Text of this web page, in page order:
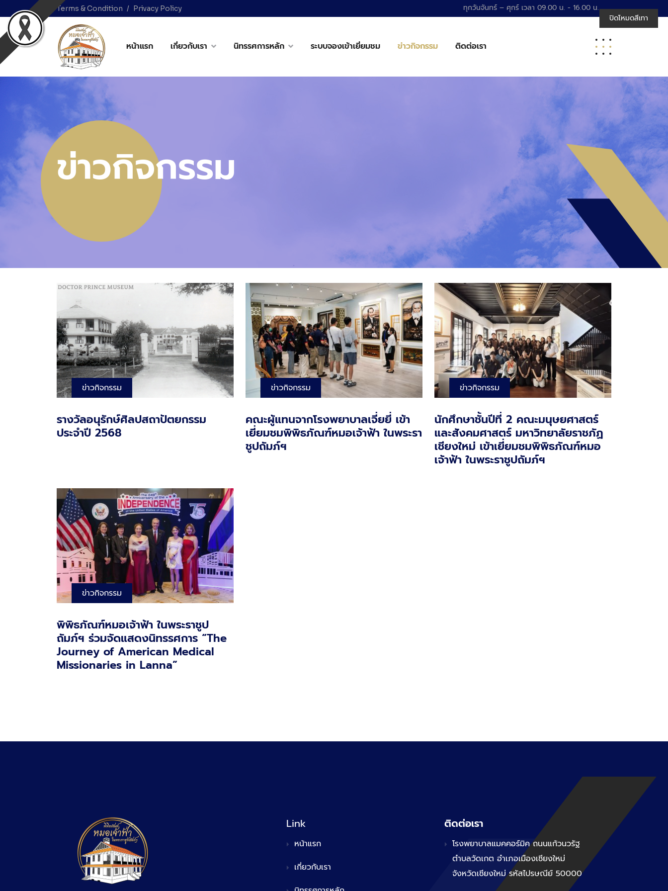
Terms & Condition Privacy Policy ทุกวันจันทร์ – ศุกร์ เวลา 09.00 น. - 16.00 น.
หน้าแรก เกี่ยวกับเรา นิทรรศการหลัก ระบบจองเข้าเยี่ยมชม ข่าวกิจกรรม ติดต่อเรา
ข่าวกิจกรรม
ข่าวกิจกรรม
รางวัลอนุรักษ์ศิลปสถาปัตยกรรม
ประจำปี 2568
ข่าวกิจกรรม
คณะผู้แทนจากโรงพยาบาลเจี่ยยี่ เข้า
เยี่ยมชมพิพิธภัณฑ์หมอเจ้าฟ้า ในพระรา
ชูปถัมภ์ฯ
ข่าวกิจกรรม
นักศึกษาชั้นปีที่ 2 คณะมนุษยศาสตร์
และสังคมศาสตร์ มหาวิทยาลัยราชภัฏ
เชียงใหม่ เข้าเยี่ยมชมพิพิธภัณฑ์หมอ
เจ้าฟ้า ในพระราชูปถัมภ์ฯ
ข่าวกิจกรรม
พิพิธภัณฑ์หมอเจ้าฟ้า ในพระราชูป
ถัมภ์ฯ ร่วมจัดแสดงนิทรรศการ “The
Journey of American Medical
Missionaries in Lanna”
Link
หน้าแรก
เกี่ยวกับเรา
ติดต่อเรา
โรงพยาบาลแมคคอร์มิค ถนนแก้วนวรัฐ
ตำบลวัดเกต อำเภอเมืองเชียงใหม่
จังหวัดเชียงใหม่ รหัสไปรษณีย์ 50000
ปิดโหมดสีเทา